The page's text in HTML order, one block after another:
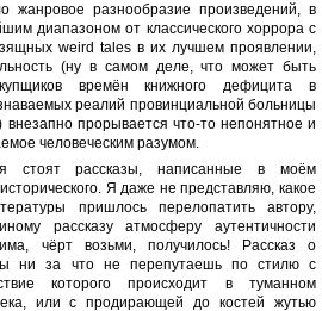
жанровое разнообразие произведений, в
диапазоном от классического хоррора с
weird tales в их лучшем проявлении,
(ну в самом деле, что может быть
времён книжного дефицита в
реалий провинциальной больницы
прорывается что-то непонятное и
человеческим разумом.
стоят рассказы, написанные в моём
Я даже не представляю, какое
пришлось перелопатить автору,
рассказу атмосферу аутентичности
чёрт возьми, получилось! Рассказ о
ни за что не перепутаешь по стилю с
которого происходит в туманном
или с продирающей до костей жутью